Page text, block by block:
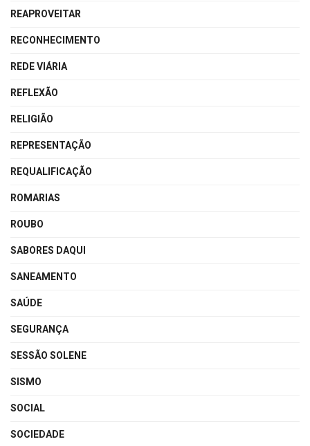
REAPROVEITAR
RECONHECIMENTO
REDE VIÁRIA
REFLEXÃO
RELIGIÃO
REPRESENTAÇÃO
REQUALIFICAÇÃO
ROMARIAS
ROUBO
SABORES DAQUI
SANEAMENTO
SAÚDE
SEGURANÇA
SESSÃO SOLENE
SISMO
SOCIAL
SOCIEDADE